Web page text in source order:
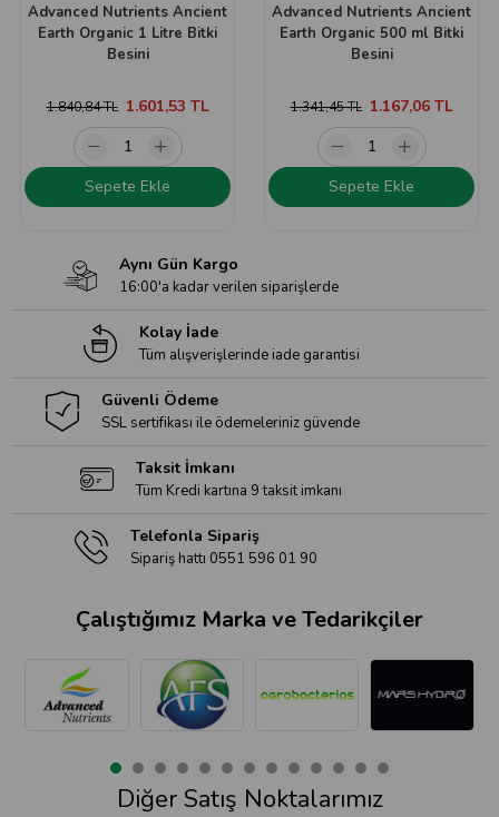
Advanced Nutrients Ancient
Earth Organic 1 Litre Bitki
Besini
1.601,53 TL
1.840,84 TL
Sepete Ekle
Advanced Nutrients Ancient
Earth Organic 500 ml Bitki
Besini
1.167,06 TL
1.341,45 TL
Sepete Ekle
Aynı Gün Kargo
16:00'a kadar verilen siparişlerde
Kolay İade
Tüm alışverişlerinde iade garantisi
Güvenli Ödeme
SSL sertifikası ile ödemeleriniz güvende
Taksit İmkanı
Tüm Kredi kartına 9 taksit imkanı
Telefonla Sipariş
Sipariş hattı 0551 596 01 90
Çalıştığımız Marka ve Tedarikçiler
Diğer Satış Noktalarımız